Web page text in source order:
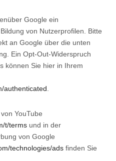
Google ein
von Nutzerprofilen. Bitte
an Google über die unten
Ein Opt-Out-Widerspruch
können Sie hier in Ihrem
authenticated
YouTube
t/terms und in der
von Google
technologies/ads finden Sie